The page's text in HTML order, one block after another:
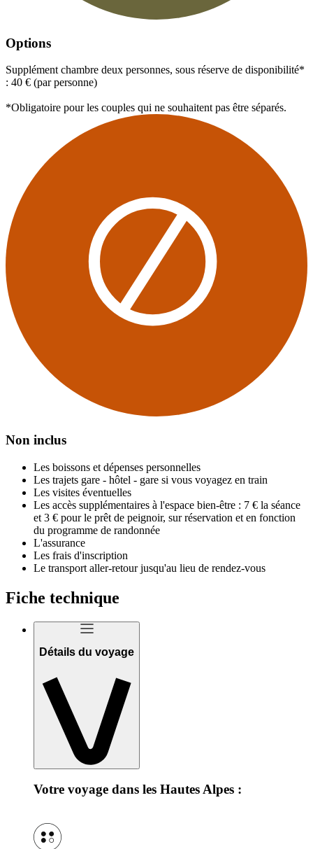
Options
Supplément chambre deux personnes, sous réserve de disponibilité*
: 40 € (par personne)
*Obligatoire pour les couples qui ne souhaitent pas être séparés.
Non inclus
Les boissons et dépenses personnelles
Les trajets gare - hôtel - gare si vous voyagez en train
Les visites éventuelles
Les accès supplémentaires à l'espace bien-être : 7 € la séance
et 3 € pour le prêt de peignoir, sur réservation et en fonction
du programme de randonnée
L'assurance
Les frais d'inscription
Le transport aller-retour jusqu'au lieu de rendez-vous
Fiche technique
Détails du voyage
Votre voyage dans les Hautes Alpes :